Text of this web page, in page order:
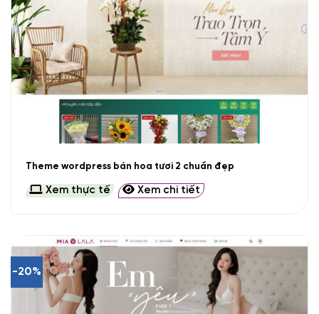
Theme wordpress bán hoa tươi 2 chuẩn đẹp
Xem thực tế Xem chi tiết
-20%